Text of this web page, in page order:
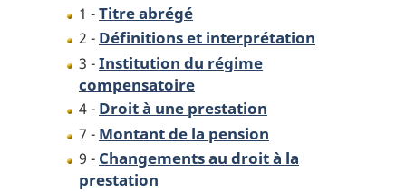
1 -Titre abrégé
2 - Définitions et interprétation
3 -Institution du régime
compensatoire
4 - Droit à une prestation
7 - Montant de la pension
9 - Changements au droit à la
prestation